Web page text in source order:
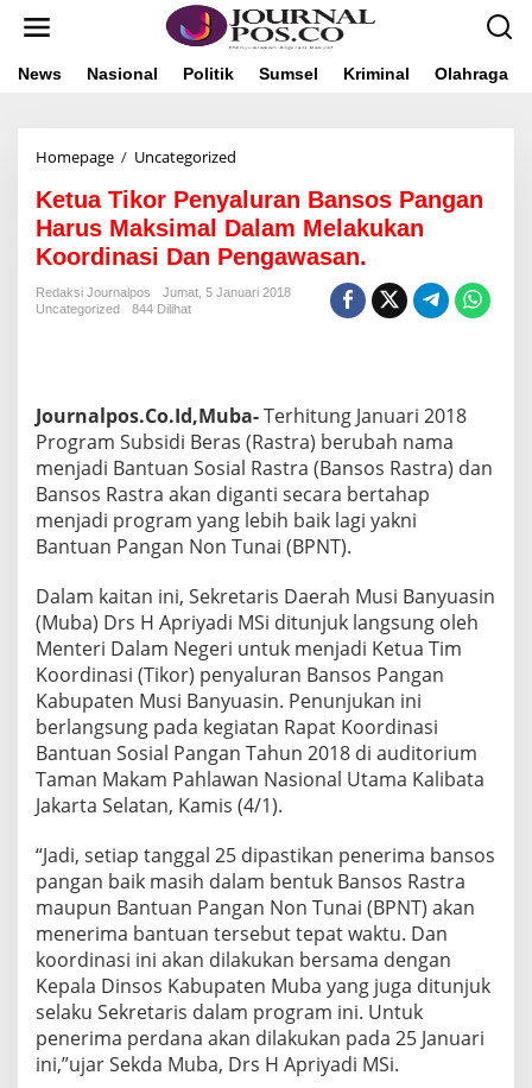
News Nasional Politik Sumsel Kriminal Olahraga
Homepage / Uncategorized
t
u
a
T
i
n
y
a
l
u
r
a
a
n
s
o
s
P
a
n
g
a
n
a
r
u
s
M
a
k
s
i
m
a
Ketua Tikor Penyaluran Bansos Pangan
Harus Maksimal Dalam Melakukan
Koordinasi Dan Pengawasan.
Redaksi Journalpos
Jumat, 5 Januari 2018
Uncategorized
844 Dilihat
Journalpos.Co.Id,Muba-Terhitung Januari 2018
Program Subsidi Beras (Rastra) berubah nama
menjadi Bantuan Sosial Rastra (Bansos Rastra) dan
Bansos Rastra akan diganti secara bertahap
menjadi program yang lebih baik lagi yakni
Bantuan Pangan Non Tunai (BPNT).
Dalam kaitan ini, Sekretaris Daerah Musi Banyuasin
(Muba) Drs H Apriyadi MSi ditunjuk langsung oleh
Menteri Dalam Negeri untuk menjadi Ketua Tim
Koordinasi (Tikor) penyaluran Bansos Pangan
Kabupaten Musi Banyuasin. Penunjukan ini
berlangsung pada kegiatan Rapat Koordinasi
Bantuan Sosial Pangan Tahun 2018 di auditorium
Taman Makam Pahlawan Nasional Utama Kalibata
Jakarta Selatan, Kamis (4/1).
“Jadi, setiap tanggal 25 dipastikan penerima bansos
pangan baik masih dalam bentuk Bansos Rastra
maupun Bantuan Pangan Non Tunai (BPNT) akan
menerima bantuan tersebut tepat waktu. Dan
koordinasi ini akan dilakukan bersama dengan
Kepala Dinsos Kabupaten Muba yang juga ditunjuk
selaku Sekretaris dalam program ini. Untuk
penerima perdana akan dilakukan pada 25 Januari
ini,”ujar Sekda Muba, Drs H Apriyadi MSi.